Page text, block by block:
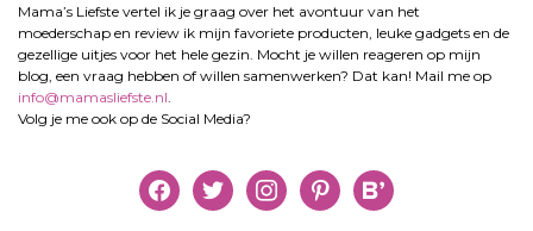
Mama’s Liefste vertel ik je graag over het avontuur van het
moederschap en review ik mijn favoriete producten, leuke gadgets en de
gezellige uitjes voor het hele gezin. Mocht je willen reageren op mijn
blog, een vraag hebben of willen samenwerken? Dat kan! Mail me op
info@mamasliefste.nl
Volg je me ook op de Social Media?
facebooktwitter instagrampinterestbloglovin